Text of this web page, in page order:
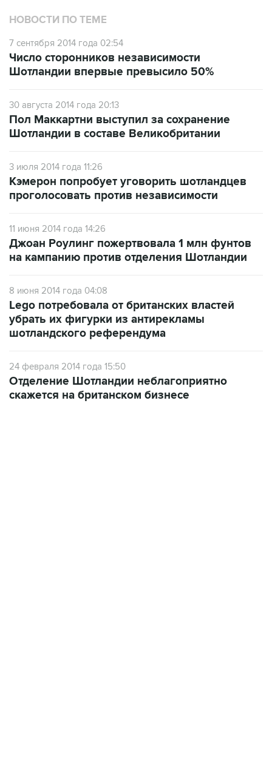
НОВОСТИ ПО ТЕМЕ
7 сентября 2014 года 02:54
Число сторонников независимости
Шотландии впервые превысило 50%
30 августа 2014 года 20:13
Пол Маккартни выступил за сохранение
Шотландии в составе Великобритании
3 июля 2014 года 11:26
Кэмерон попробует уговорить шотландцев
проголосовать против независимости
11 июня 2014 года 14:26
Джоан Роулинг пожертвовала 1 млн фунтов
на кампанию против отделения Шотландии
8 июня 2014 года 04:08
Lego потребовала от британских властей
убрать их фигурки из антирекламы
шотландского референдума
24 февраля 2014 года 15:50
Отделение Шотландии неблагоприятно
скажется на британском бизнесе